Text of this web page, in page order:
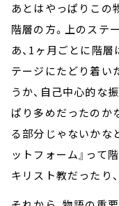
あとはやっぱりこの
階層の方。上のス
あ、1ヶ月ごとに階
テージにたどり着い
うか、自己中心的な
ぱり多めだったのか
る部分じゃないかな
ットフォーム』って
キリスト教だったり